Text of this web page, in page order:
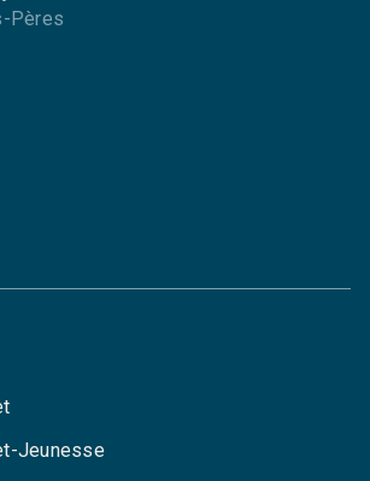
Pères
Jeunesse